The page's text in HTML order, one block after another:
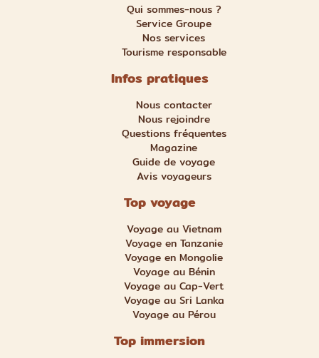
Qui sommes-nous ?
Service Groupe
Nos services
Tourisme responsable
Infos pratiques
Nous contacter
Nous rejoindre
Questions fréquentes
Magazine
Guide de voyage
Avis voyageurs
Top voyage
Voyage au Vietnam
Voyage en Tanzanie
Voyage en Mongolie
Voyage au Bénin
Voyage au Cap-Vert
Voyage au Sri Lanka
Voyage au Pérou
Top immersion